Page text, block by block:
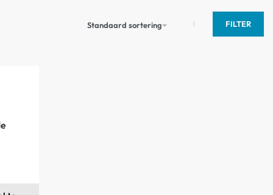
Standaard sortering FILTER